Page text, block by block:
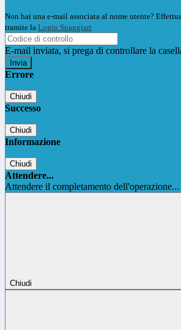
Non hai una e-mail associata al nome utente?
tramite la Login Spaggiari
E-mail inviata, si prega di controllare la
Errore
Chiudi
Successo
Chiudi
Informazione
Chiudi
Attendere...
Attendere il completamento dell'operazione...
Chiudi